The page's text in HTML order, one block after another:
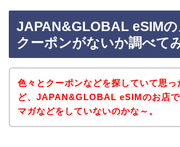
JAPAN&GLOBAL eSIM
クーポンがないか調べて
色々とクーポンなどを探していて思っ
ど、JAPAN&GLOBAL eSIMのお店
マガなどをしていないのかな～。